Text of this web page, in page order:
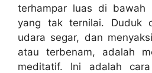
terhampar luas di bawah
yang tak ternilai. Duduk
udara segar, dan
atau terbenam, adalah
meditatif. Ini adalah